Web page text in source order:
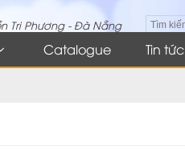
Tri Phương - Đà Nẵng
Catalogue Tin tức